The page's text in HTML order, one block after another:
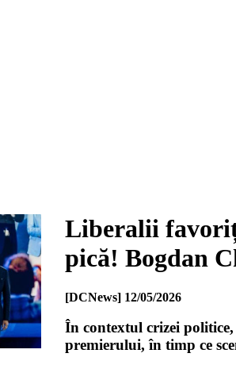
Liberalii
pică! Bogdan
[DCNews] 12/05/2026
În contextul crizei
premierului, în timp ce